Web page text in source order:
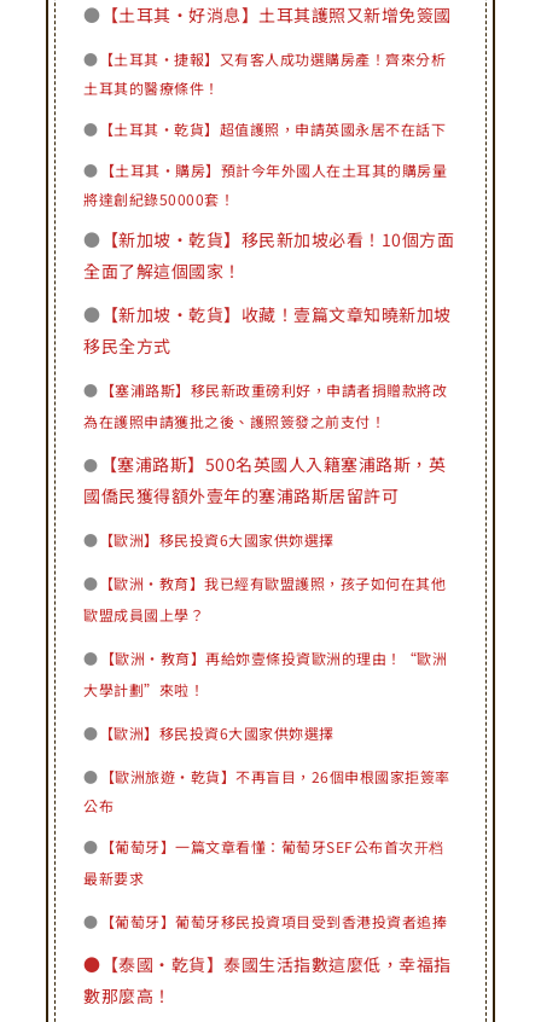
● 【土耳其·好消息】土耳其護照又新增免簽國
● 【土耳其·捷報】又有客人成功選購房產！齊來分析
土耳其的醫療條件！
● 【土耳其·乾貨】超值護照，申請英國永居不在話下
● 【土耳其·購房】預計今年外國人在土耳其的購房量
將達創紀錄50000套！
● 【新加坡·乾貨】移民新加坡必看！10個方面
全面了解這個國家！
● 【新加坡·乾貨】收藏！壹篇文章知曉新加坡
移民全方式
● 【塞浦路斯】移民新政重磅利好，申請者捐贈款將改
為在護照申請獲批之後、護照簽發之前支付！
●
【塞浦路斯】500名英國人入籍塞浦路斯，英
國僑民獲得額外壹年的塞浦路斯居留許可
● 【歐洲】移民投資6大國家供妳選擇
● 【歐洲·教育】我已經有歐盟護照，孩子如何在其他
歐盟成員國上學？
● 【歐洲·教育】再給妳壹條投資歐洲的理由！
“歐洲
大學計劃”來啦！
● 【歐洲】移民投資6大國家供妳選擇
● 【歐洲旅遊•乾貨】不再盲目，26個申根國家拒簽率
公布
● 【葡萄牙】一篇文章看懂： 葡萄牙SEF公布首次开档
最新要求
● 【葡萄牙】葡萄牙移民投資項目受到香港投資者追捧
●【泰國•乾貨】泰國生活指數這麼低，幸福指
數那麼高！